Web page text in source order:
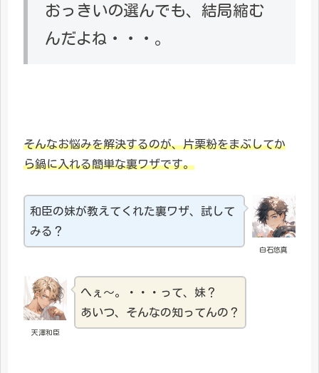
おっきいの選んでも、結局縮む
んだよね・・・。
そんなお悩みを解決するのが、片栗粉をまぶしてか
ら鍋に入れる簡単な裏ワザです。
白石悠真
和臣の妹が教えてくれた裏ワザ、試して
みる？
天澤和臣
へぇ～。・・・って、妹？
あいつ、そんなの知ってんの？